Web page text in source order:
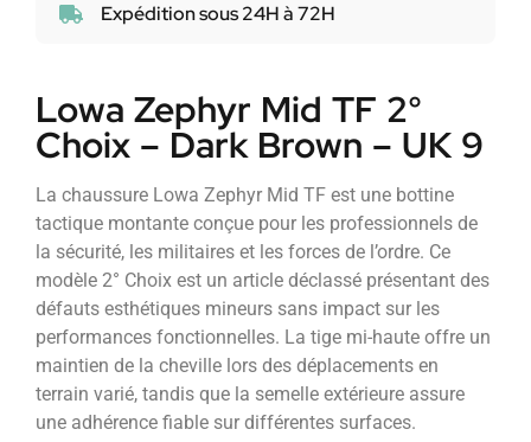
Expédition sous 24H à 72H
Lowa Zephyr Mid TF 2°
Choix – Dark Brown – UK 9
La chaussure Lowa Zephyr Mid TF est une bottine
tactique montante conçue pour les professionnels de
la sécurité, les militaires et les forces de l’ordre. Ce
modèle 2° Choix est un article déclassé présentant des
défauts esthétiques mineurs sans impact sur les
performances fonctionnelles. La tige mi-haute offre un
maintien de la cheville lors des déplacements en
terrain varié, tandis que la semelle extérieure assure
une adhérence fiable sur différentes surfaces.